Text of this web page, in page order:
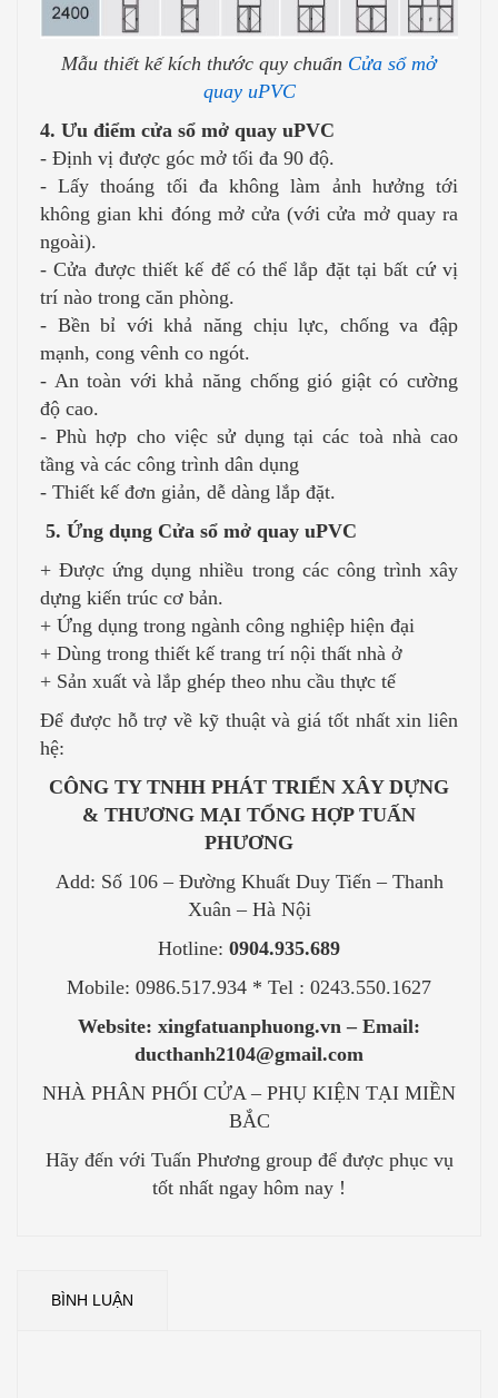
Mẫu thiết kế kích thước quy chuẩn Cửa sổ mở
quay uPVC
4. Ưu điểm cửa sổ mở quay uPVC
- Định vị được góc mở tối đa 90 độ.
- Lấy thoáng tối đa không làm ảnh hưởng tới
không gian khi đóng mở cửa (với cửa mở quay ra
ngoài).
- Cửa được thiết kế để có thể lắp đặt tại bất cứ vị
trí nào trong căn phòng.
- Bền bỉ với khả năng chịu lực, chống va đập
mạnh, cong vênh co ngót.
- An toàn với khả năng chống gió giật có cường
độ cao.
- Phù hợp cho việc sử dụng tại các toà nhà cao
tầng và các công trình dân dụng
- Thiết kế đơn giản, dễ dàng lắp đặt.
5. Ứng dụng Cửa sổ mở quay uPVC
+ Được ứng dụng nhiều trong các công trình xây
dựng kiến trúc cơ bản.
+ Ứng dụng trong ngành công nghiệp hiện đại
+ Dùng trong thiết kế trang trí nội thất nhà ở
+ Sản xuất và lắp ghép theo nhu cầu thực tế
Để được hỗ trợ về kỹ thuật và giá tốt nhất xin liên
hệ:
CÔNG TY TNHH PHÁT TRIỂN XÂY DỰNG
& THƯƠNG MẠI TỔNG HỢP TUẤN
PHƯƠNG
Add: Số 106 – Đường Khuất Duy Tiến – Thanh
Xuân – Hà Nội
Hotline: 0904.935.689
Mobile: 0986.517.934 * Tel : 0243.550.1627
Website: xingfatuanphuong.vn – Email:
ducthanh2104@gmail.com
NHÀ PHÂN PHỐI CỬA – PHỤ KIỆN TẠI MIỀN
BẮC
Hãy đến với Tuấn Phương group để được phục vụ
tốt nhất ngay hôm nay !
BÌNH LUẬN